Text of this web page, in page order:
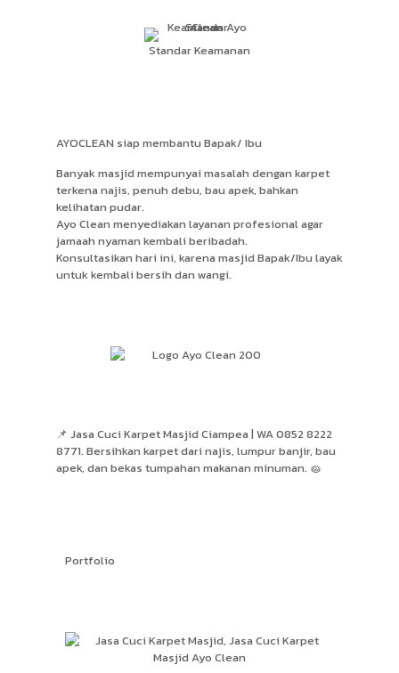
Standar Keamanan
AYOCLEAN siap membantu Bapak/ Ibu
Banyak masjid mempunyai masalah dengan karpet
terkena najis, penuh debu, bau apek, bahkan
kelihatan pudar.
Ayo Clean menyediakan layanan profesional agar
jamaah nyaman kembali beribadah.
Konsultasikan hari ini, karena masjid Bapak/Ibu layak
untuk kembali bersih dan wangi.
📌 Jasa Cuci Karpet Masjid Ciampea | WA 0852 8222
8771. Bersihkan karpet dari najis, lumpur banjir, bau
apek, dan bekas tumpahan makanan minuman. 🧽
Portfolio